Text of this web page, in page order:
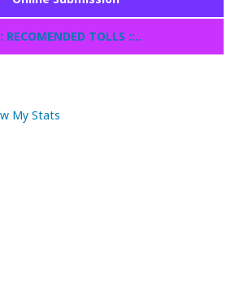
RECOMENDED TOLLS ::..
My Stats